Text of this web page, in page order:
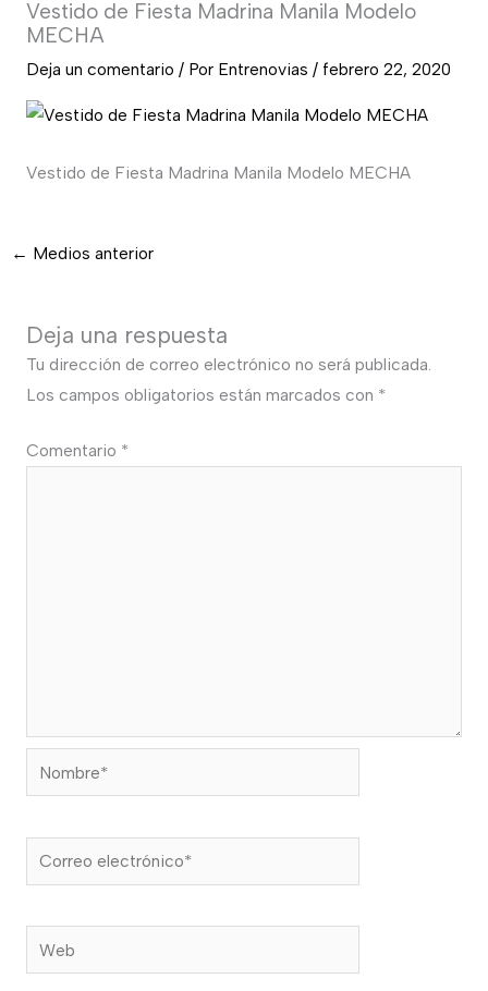
Vestido de Fiesta Madrina Manila Modelo
MECHA
Deja un comentario / Por Entrenovias / febrero 22, 2020
Vestido de Fiesta Madrina Manila Modelo MECHA
← Medios anterior
Deja una respuesta
Tu dirección de correo electrónico no será publicada.
Los campos obligatorios están marcados con *
Comentario *
Nombre*
Correo
electrónico*
Web